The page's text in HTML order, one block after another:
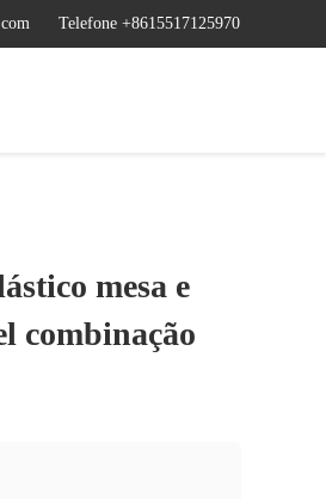
Telefone +8615517125970
mesa e
combinação